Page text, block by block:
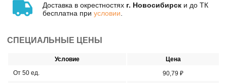
Доставка в окрестностях г. Новосибирск и до ТК
бесплатна при условии
СПЕЦИАЛЬНЫЕ ЦЕНЫ
Условие
Цена
От 50 ед.
90,79 ₽